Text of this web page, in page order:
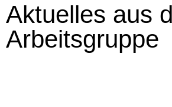
Aktuelles aus
Arbeitsgruppe